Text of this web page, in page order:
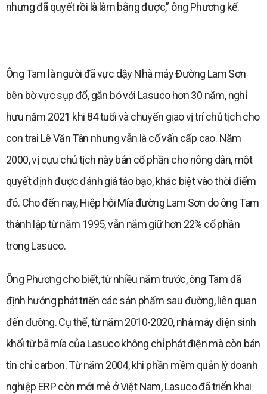
nhưng đã quyết rồi là làm bằng được,” ông Phương kể.
Ông Tam là người đã vực dậy Nhà máy Đường Lam Sơn
bên bờ vực sụp đổ, gắn bó với Lasuco hơn 30 năm, nghỉ
hưu năm 2021 khi 84 tuổi và chuyển giao vị trí chủ tịch cho
con trai Lê Văn Tân nhưng vẫn là cố vấn cấp cao. Năm
2000, vị cựu chủ tịch này bán cổ phần cho nông dân, một
quyết định được đánh giá táo bạo, khác biệt vào thời điểm
đó. Cho đến nay, Hiệp hội Mía đường Lam Sơn do ông Tam
thành lập từ năm 1995, vẫn nắm giữ hơn 22% cổ phần
trong Lasuco.
Ông Phương cho biết, từ nhiều năm trước, ông Tam đã
định hướng phát triển các sản phẩm sau đường, liên quan
đến đường. Cụ thể, từ năm 2010-2020, nhà máy điện sinh
khối từ bã mía của Lasuco không chỉ phát điện mà còn bán
tín chỉ carbon. Từ năm 2004, khi phần mềm quản lý doanh
nghiệp ERP còn mới mẻ ở Việt Nam, Lasuco đã triển khai